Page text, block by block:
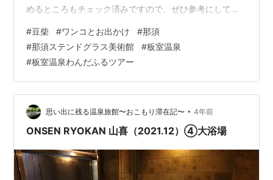
めるところもチェック済みですので、ぜひ参考にしてみ
ポイント ・那須ステンドグラス美術館 ・ガイド付きドッ
グツアーと川遊び 那須ステンドグラス美術館 英国に倣っ
た本格的な建物やアンティークを犬と愛でる 今回最初に
ご紹介するのは、「那須ステンドグラス美術館」です。
駐車場は無料でそれなりの広さもあるので、犬連れの方
はお庭の緑を楽しみながら外をぐる…
#豆柴 #ワンコとお出かけ #那須
#那須ステンドグラス美術館 #板室温泉
#板室温泉わんだふるツアー
思い出に残る温泉旅館〜おこもり滞在記〜 • 4年前
ONSEN RYOKAN 山喜（2021.12）④大浴場